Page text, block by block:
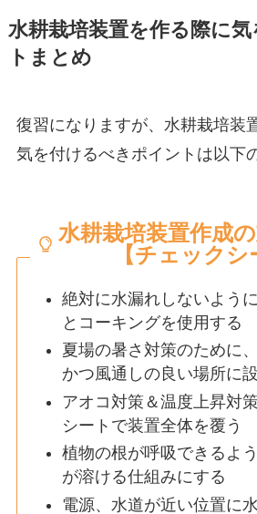
水耕栽培装置を作る際に
トまとめ
復習になりますが、水耕栽培装
気を付けるべきポイントは以下
水耕栽培装置作成
【チェックシ
絶対に水漏れしないよう
とコーキングを使用する
夏場の暑さ対策のために
かつ風通しの良い場所に
アオコ対策＆温度上昇対
シートで装置全体を覆う
植物の根が呼吸できるよ
が溶ける仕組みにする
電源、水道が近い位置に